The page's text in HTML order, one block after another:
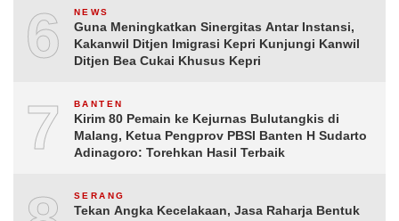
6 NEWS
Guna Meningkatkan Sinergitas Antar Instansi,
Kakanwil Ditjen Imigrasi Kepri Kunjungi Kanwil
Ditjen Bea Cukai Khusus Kepri
7 BANTEN
Kirim 80 Pemain ke Kejurnas Bulutangkis di
Malang, Ketua Pengprov PBSI Banten H Sudarto
Adinagoro: Torehkan Hasil Terbaik
SERANG
Tekan Angka Kecelakaan, Jasa Raharja Bentuk